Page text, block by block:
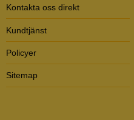
Kontakta oss direkt
Kundtjänst
Policyer
Sitemap